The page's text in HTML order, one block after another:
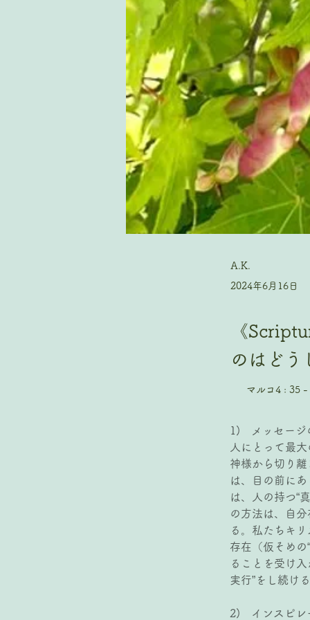
A.K.
2024年6月16日
《
のはどう
マルコ4 : 35 -
1)   メッセー
人にとって最
神様から切り
は、目の前に
は、人の持つ“
の方法は、自
る。私たちキ
存在（仮そめの
ることを受け
実行”をし続け
2)   インスピ